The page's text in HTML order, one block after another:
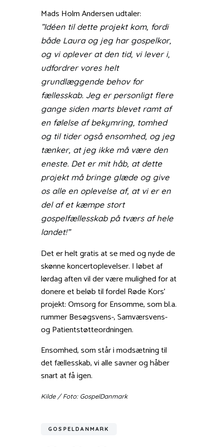
Mads Holm Andersen udtaler:
”Idéen til dette projekt kom, fordi
både Laura og jeg har gospelkor,
og vi oplever at den tid, vi lever i,
udfordrer vores helt
grundlæggende behov for
fællesskab. Jeg er personligt flere
gange siden marts blevet ramt af
en følelse af bekymring, tomhed
og til tider også ensomhed, og jeg
tænker, at jeg ikke må være den
eneste. Det er mit håb, at dette
projekt må bringe glæde og give
os alle en oplevelse af, at vi er en
del af et kæmpe stort
gospelfællesskab på tværs af hele
landet!”
Det er helt gratis at se med og nyde de
skønne koncertoplevelser. I løbet af
lørdag aften vil der være mulighed for at
donere et beløb til fordel Røde Kors’
projekt: Omsorg for Ensomme, som bl.a.
rummer Besøgsvens-, Samværsvens-
og Patientstøtteordningen.
Ensomhed, som står i modsætning til
det fællesskab, vi alle savner og håber
snart at få igen.
Kilde / Foto: GospelDanmark
GOSPELDANMARK